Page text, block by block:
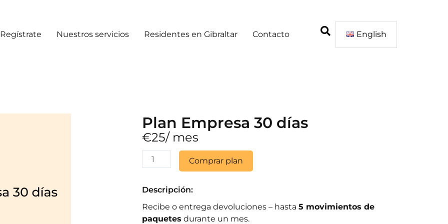
Regístrate Nuestros servicios Residentes en Gibraltar Contacto English
Plan Empresa 30 días
€25/ mes
Plan
Empresa
días
Comprar plan
Descripción:
Recibe o entrega devoluciones – hasta 5 movimientos de
paquetes durante un mes.